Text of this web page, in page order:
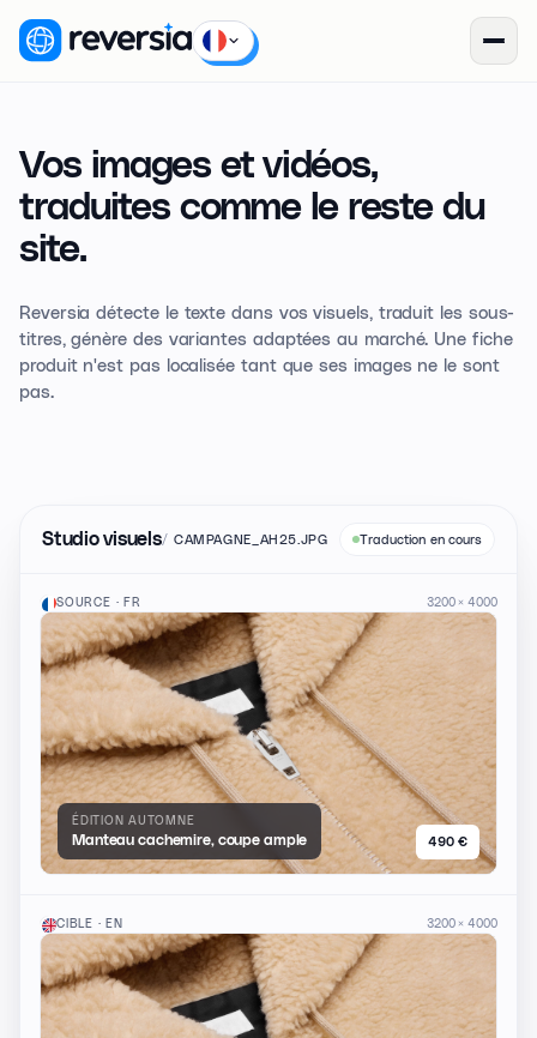
Vos images et vidéos,
traduites comme le reste du
site.
Reversia détecte le texte dans vos visuels, traduit les sous-
titres, génère des variantes adaptées au marché. Une fiche
produit n'est pas localisée tant que ses images ne le sont
pas.
Studio visuels/ CAMPAGNE_AH25.JPG Traduction en cours
SOURCE · FR 3200 × 4000
ÉDITION AUTOMNE
Manteau cachemire, coupe ample
490 €
CIBLE · EN 3200 × 4000